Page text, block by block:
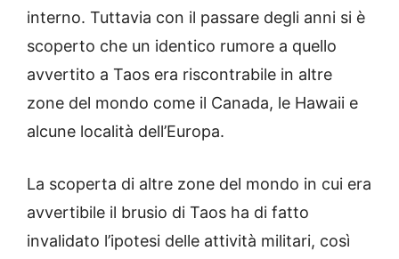
interno. Tuttavia con il passare degli anni si è
scoperto che un identico rumore a quello
avvertito a Taos era riscontrabile in altre
zone del mondo come il Canada, le Hawaii e
alcune località dell’Europa.
La scoperta di altre zone del mondo in cui era
avvertibile il brusio di Taos ha di fatto
invalidato l’ipotesi delle attività militari, così